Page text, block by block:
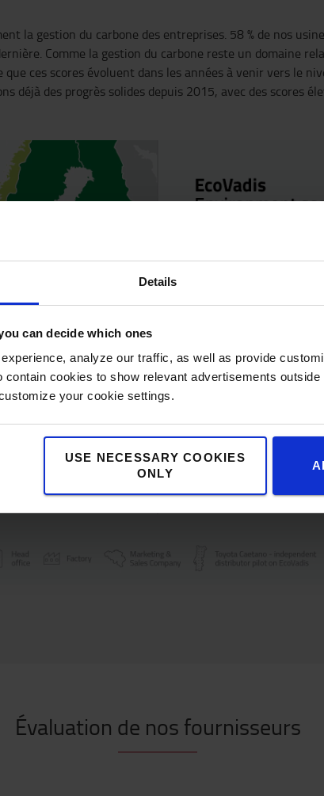
Details
can decide which ones
analyze our traffic, as well as provide
contain cookies to show relevant advertisements
your cookie settings.
USE NECESSARY COOKIES
ONLY
la gestion du carbone des entreprises. 58 % de nos
Comme la gestion du carbone reste un domaine
ces scores évoluent dans les années à venir vers le
déjà des progrès solides depuis 2015, avec des scores
Évaluation de nos fournisseurs